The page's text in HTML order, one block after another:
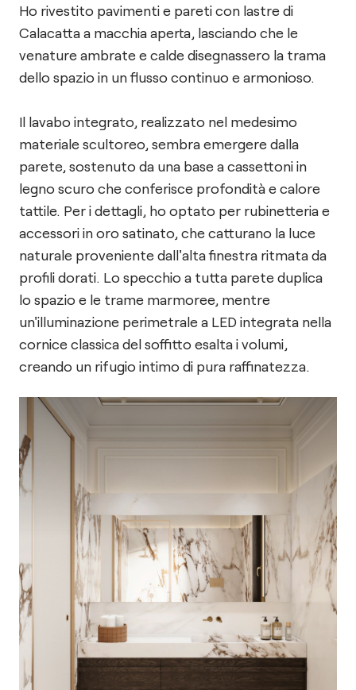
Ho rivestito pavimenti e pareti con lastre di
Calacatta a macchia aperta, lasciando che le
venature ambrate e calde disegnassero la trama
dello spazio in un flusso continuo e armonioso.
Il lavabo integrato, realizzato nel medesimo
materiale scultoreo, sembra emergere dalla
parete, sostenuto da una base a cassettoni in
legno scuro che conferisce profondità e calore
tattile. Per i dettagli, ho optato per rubinetteria e
accessori in oro satinato, che catturano la luce
naturale proveniente dall'alta finestra ritmata da
profili dorati. Lo specchio a tutta parete duplica
lo spazio e le trame marmoree, mentre
un'illuminazione perimetrale a LED integrata nella
cornice classica del soffitto esalta i volumi,
creando un rifugio intimo di pura raffinatezza.